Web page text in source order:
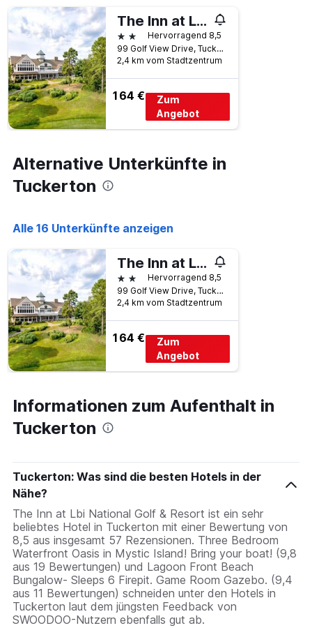
The Inn at Lbi National Golf & Resort
2 SterneHervorragend 8,5
99 Golf View Drive, Tuckerton, NJ, USA
2,4 km vom Stadtzentrum
164 €
Zum
Angebot
Alternative Unterkünfte in
Tuckerton
Alle 16 Unterkünfte anzeigen
The Inn at Lbi National Golf & Resort
2 SterneHervorragend 8,5
99 Golf View Drive, Tuckerton, NJ, USA
2,4 km vom Stadtzentrum
164 €
Zum
Angebot
Informationen zum Aufenthalt in
Tuckerton
Tuckerton: Was sind die besten Hotels in der
Nähe?
The Inn at Lbi National Golf & Resort ist ein sehr
beliebtes Hotel in Tuckerton mit einer Bewertung von
8,5 aus insgesamt 57 Rezensionen. Three Bedroom
Waterfront Oasis in Mystic Island! Bring your boat! (9,8
aus 19 Bewertungen) und Lagoon Front Beach
Bungalow- Sleeps 6 Firepit. Game Room Gazebo. (9,4
aus 11 Bewertungen) schneiden unter den Hotels in
Tuckerton laut dem jüngsten Feedback von
SWOODOO-Nutzern ebenfalls gut ab.